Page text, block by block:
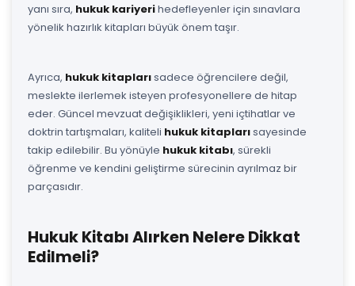
yanı sıra, hukuk kariyerihedefleyenler için sınavlara
yönelik hazırlık kitapları büyük önem taşır.
Ayrıca, hukuk kitaplarısadece öğrencilere değil,
meslekte ilerlemek isteyen profesyonellere de hitap
eder. Güncel mevzuat değişiklikleri, yeni içtihatlar ve
doktrin tartışmaları, kaliteli hukuk kitaplarısayesinde
takip edilebilir. Bu yönüyle hukuk kitabı, sürekli
öğrenme ve kendini geliştirme sürecinin ayrılmaz bir
parçasıdır.
Hukuk Kitabı Alırken Nelere Dikkat
Edilmeli?